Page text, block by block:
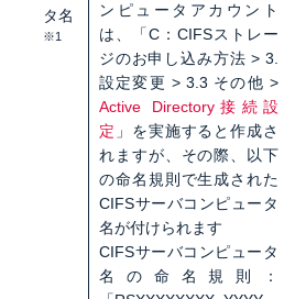
タ名
※1
ンピュータアカウント
は、「C：CIFSストレー
ジのお申し込み方法 > 3.
設定変更 > 3.3 その他 >
Active Directory接続設
定 」を実施すると作成さ
れますが、その際、以下
の命名規則で生成された
CIFSサーバコンピュータ
名が付けられます
CIFSサーバコンピュータ
名の命名規則：